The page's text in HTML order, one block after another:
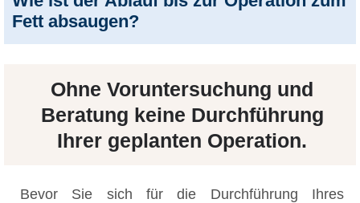
Fett absaugen?
Ohne Voruntersuchung und
Beratung keine Durchführung
Ihrer geplanten Operation.
Bevor Sie sich für die Durchführung Ihres